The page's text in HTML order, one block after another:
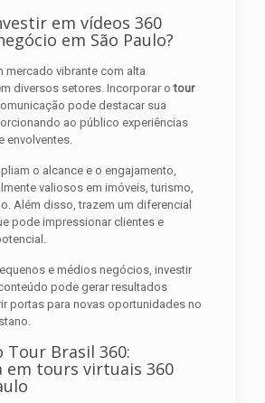
em vídeos 360
em São Paulo?
mercado vibrante com alta
diversos setores. Incorporar otour
pode destacar sua
ao público experiências
envolventes.
o alcance e o engajamento,
valiosos em imóveis, turismo,
Além disso, trazem um diferencial
pode impressionar clientes e
e médios negócios, investir
pode gerar resultados
portas para novas oportunidades no
Tour Brasil 360:
em tours virtuais 360